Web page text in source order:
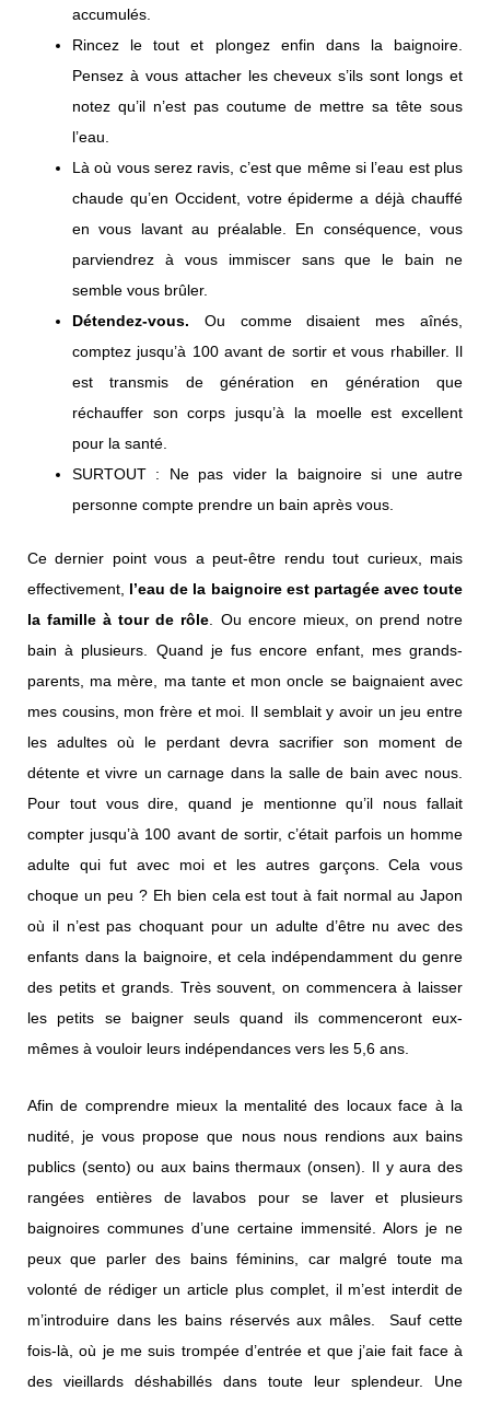
accumulés.
Rincez le tout et plongez enfin dans la baignoire.
Pensez à vous attacher les cheveux s’ils sont longs et
notez qu’il n’est pas coutume de mettre sa tête sous
l’eau.
Là où vous serez ravis, c’est que même si l’eau est plus
chaude qu’en Occident, votre épiderme a déjà chauffé
en vous lavant au préalable. En conséquence, vous
parviendrez à vous immiscer sans que le bain ne
semble vous brûler.
Détendez-vous. Ou comme disaient mes aînés,
comptez jusqu’à 100 avant de sortir et vous rhabiller. Il
est transmis de génération en génération que
réchauffer son corps jusqu’à la moelle est excellent
pour la santé.
SURTOUT : Ne pas vider la baignoire si une autre
personne compte prendre un bain après vous.
Ce dernier point vous a peut-être rendu tout curieux, mais
effectivement, l’eau de la baignoire est partagée avec toute
la famille à tour de rôle . Ou encore mieux, on prend notre
bain à plusieurs. Quand je fus encore enfant, mes grands-
parents, ma mère, ma tante et mon oncle se baignaient avec
mes cousins, mon frère et moi. Il semblait y avoir un jeu entre
les adultes où le perdant devra sacrifier son moment de
détente et vivre un carnage dans la salle de bain avec nous.
Pour tout vous dire, quand je mentionne qu’il nous fallait
compter jusqu’à 100 avant de sortir, c’était parfois un homme
adulte qui fut avec moi et les autres garçons. Cela vous
choque un peu ? Eh bien cela est tout à fait normal au Japon
où il n’est pas choquant pour un adulte d’être nu avec des
enfants dans la baignoire, et cela indépendamment du genre
des petits et grands. Très souvent, on commencera à laisser
les petits se baigner seuls quand ils commenceront eux-
mêmes à vouloir leurs indépendances vers les 5,6 ans.
Afin de comprendre mieux la mentalité des locaux face à la
nudité, je vous propose que nous nous rendions aux bains
publics (sento) ou aux bains thermaux (onsen). Il y aura des
rangées entières de lavabos pour se laver et plusieurs
baignoires communes d’une certaine immensité. Alors je ne
peux que parler des bains féminins, car malgré toute ma
volonté de rédiger un article plus complet, il m’est interdit de
m’introduire dans les bains réservés aux mâles. Sauf cette
fois-là, où je me suis trompée d’entrée et que j’aie fait face à
des vieillards déshabillés dans toute leur splendeur. Une